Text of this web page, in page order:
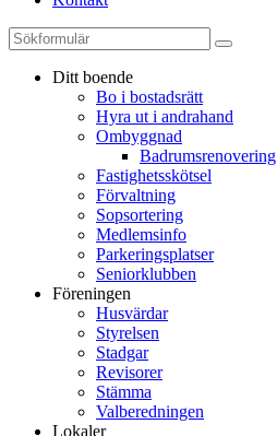
Ditt boende
Bo i bostadsrätt
Hyra ut i andrahand
Ombyggnad
Badrumsrenovering
Fastighetsskötsel
Förvaltning
Sopsortering
Medlemsinfo
Parkeringsplatser
Seniorklubben
Föreningen
Husvärdar
Styrelsen
Stadgar
Revisorer
Stämma
Valberedningen
Lokaler